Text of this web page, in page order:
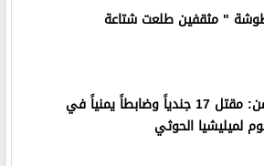
" مثقفين طلعت شتاعة
اليمن: مقتل 17 جندياً وضابطاً يمنياً في
لميليشيا الحوثي